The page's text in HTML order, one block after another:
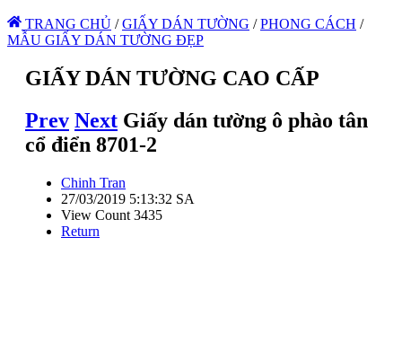
TRANG CHỦ / GIẤY DÁN TƯỜNG / PHONG CÁCH /
MẪU GIẤY DÁN TƯỜNG ĐẸP
GIẤY DÁN TƯỜNG CAO CẤP
Prev Next Giấy dán tường ô phào tân
cổ điển 8701-2
Chinh Tran
27/03/2019 5:13:32 SA
View Count 3435
Return